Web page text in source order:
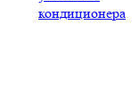
кондиционера